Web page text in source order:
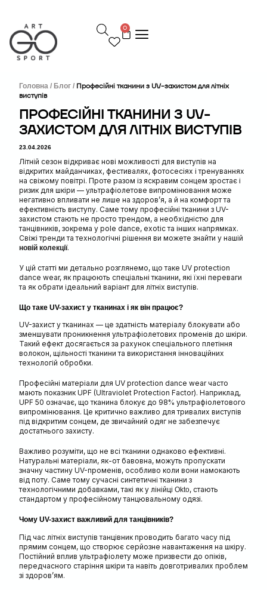
р
е
й
0
Головна / Блог / Професійні тканини з UV-захистом для літніх
виступів
ПРОФЕСІЙНІ ТКАНИНИ З UV-
ЗАХИСТОМ ДЛЯ ЛІТНІХ ВИСТУПІВ
23.04.2026
Літній сезон відкриває нові можливості для виступів на
відкритих майданчиках, фестивалях, фотосесіях і тренуваннях
на свіжому повітрі. Проте разом із яскравим сонцем зростає і
ризик для шкіри — ультрафіолетове випромінювання може
негативно впливати не лише на здоров’я, а й на комфорт та
ефективність виступу. Саме тому професійні тканини з UV-
захистом стають не просто трендом, а необхідністю для
танцівників, зокрема у pole dance, exotic та інших напрямках.
Свіжі тренди та технологічні рішення ви можете знайти у нашій
новій колекції.
У цій статті ми детально розглянемо, що таке UV protection
dance wear, як працюють спеціальні тканини, які їхні переваги
та як обрати ідеальний варіант для літніх виступів.
Що таке UV-захист у тканинах і як він працює?
UV-захист у тканинах — це здатність матеріалу блокувати або
зменшувати проникнення ультрафіолетових променів до шкіри.
Такий ефект досягається за рахунок спеціального плетіння
волокон, щільності тканини та використання інноваційних
технологій обробки.
Професійні матеріали для UV protection dance wear часто
мають показник UPF (Ultraviolet Protection Factor). Наприклад,
UPF 50 означає, що тканина блокує до 98% ультрафіолетового
випромінювання. Це критично важливо для тривалих виступів
під відкритим сонцем, де звичайний одяг не забезпечує
достатнього захисту.
Важливо розуміти, що не всі тканини однаково ефективні.
Натуральні матеріали, як-от бавовна, можуть пропускати
значну частину UV-променів, особливо коли вони намокають
від поту. Саме тому сучасні синтетичні тканини з
технологічними добавками, такі як у лінійці Okto, стають
стандартом у професійному танцювальному одязі.
Чому UV-захист важливий для танцівників?
Під час літніх виступів танцівник проводить багато часу під
прямим сонцем, що створює серйозне навантаження на шкіру.
Постійний вплив ультрафіолету може призвести до опіків,
передчасного старіння шкіри та навіть довготривалих проблем
зі здоров’ям.